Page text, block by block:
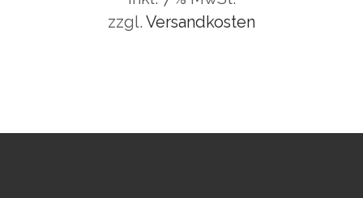
In den Warenkorb
zzgl. Versandkosten